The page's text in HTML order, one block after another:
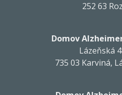
252 63
Domov
Lázeňská
735 03 Karviná,